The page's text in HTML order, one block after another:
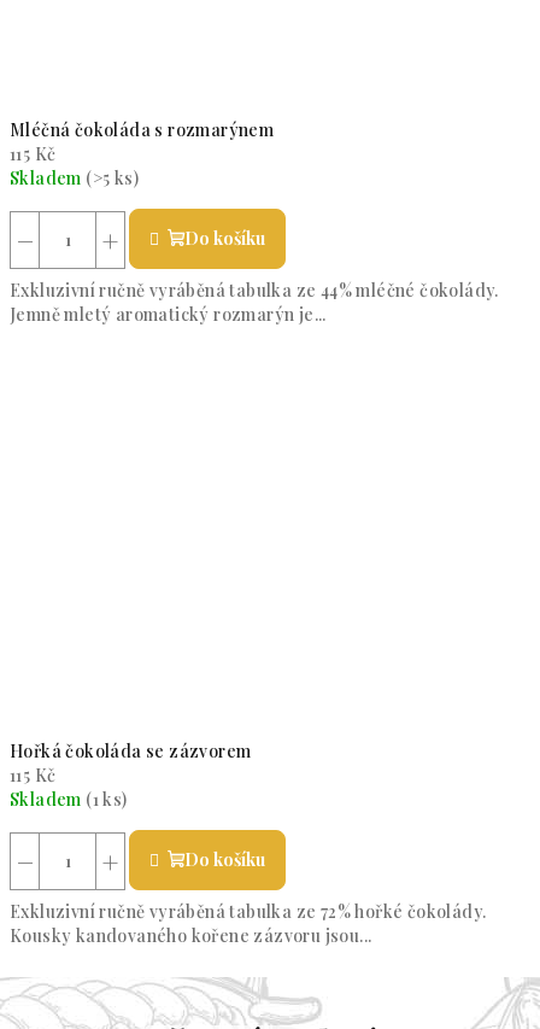
Mléčná čokoláda s rozmarýnem
115 Kč
Skladem (>5 ks)
+
− Do košíku
Exkluzivní ručně vyráběná tabulka ze 44% mléčné čokolády.
Jemně mletý aromatický rozmarýn je...
Hořká čokoláda se zázvorem
115 Kč
Skladem (1 ks)
+
− Do košíku
Exkluzivní ručně vyráběná tabulka ze 72% hořké čokolády.
Kousky kandovaného kořene zázvoru jsou...